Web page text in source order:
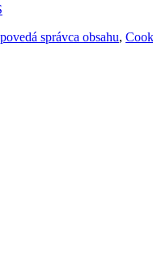
správca obsahu,